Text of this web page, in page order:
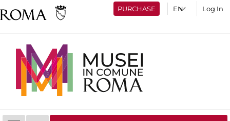
PURCHASE Log In